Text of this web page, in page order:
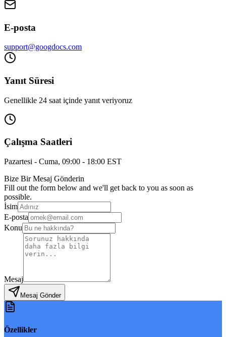
E-posta
support@googdocs.com
Yanıt Süresi
Genellikle 24 saat içinde yanıt veriyoruz
Çalışma Saatleri
Pazartesi - Cuma, 09:00 - 18:00 EST
Bize Bir Mesaj Gönderin
Fill out the form below and we'll get back to you as soon as
possible.
İsim
E-posta
Konu
Mesaj
Mesaj Gönder
Özellikler